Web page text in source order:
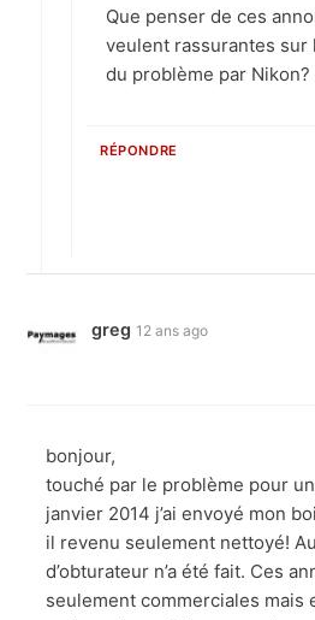
Que penser de ces
veulent rassurantes sur
du problème par Nikon?
RÉPONDRE
greg 12 ans ago
bonjour,
touché par le problème pour
janvier 2014 j’ai envoyé mon
il revenu seulement nettoyé!
d’obturateur n’a été fait. Ces
seulement commerciales mais